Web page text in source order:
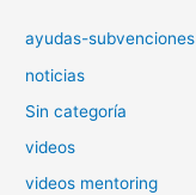
ayudas-subvenciones
noticias
Sin categoría
videos
videos mentoring